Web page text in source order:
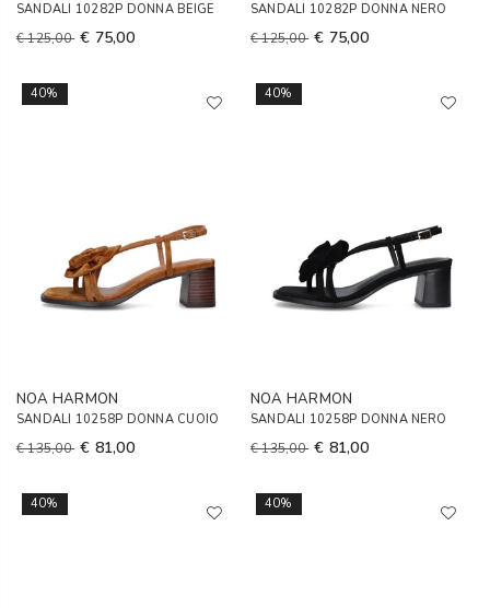
SANDALI 10282P DONNA BEIGE
€ 125,00 € 75,00
SANDALI 10282P DONNA NERO
€ 125,00 € 75,00
40%
NOA HARMON
SANDALI 10258P DONNA CUOIO
€ 135,00 € 81,00
40%
NOA HARMON
SANDALI 10258P DONNA NERO
€ 135,00 € 81,00
40% 40%